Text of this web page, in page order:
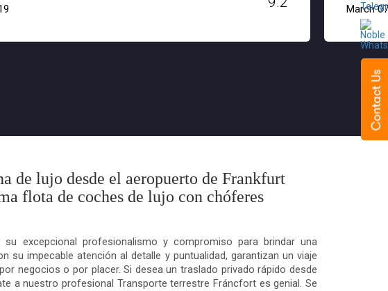
March
de lujo desde el aeropuerto de Frankfurt
flota de coches de lujo con chóferes
excepcional profesionalismo y compromiso para brindar una
su impecable atención al detalle y puntualidad, garantizan un viaje
negocios o por placer. Si desea un traslado privado rápido desde
a nuestro profesional Transporte terrestre Fráncfortes genial. Se